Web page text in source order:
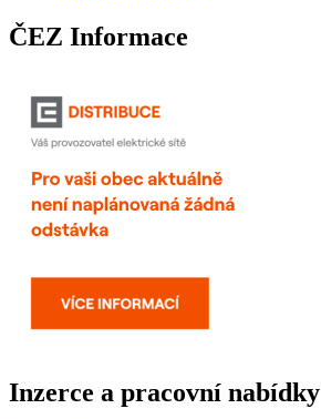
ČEZ Informace
Inzerce a pracovní nabídky